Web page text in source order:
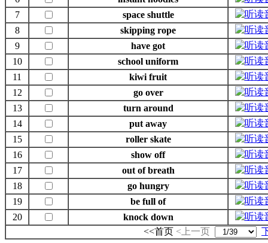
7
space shuttle
8
skipping rope
9
have got
10
school uniform
11
kiwi fruit
12
go over
13
turn around
14
put away
15
roller skate
16
show off
17
out of breath
18
go hungry
19
be full of
20
knock down
<<首页 <上一页